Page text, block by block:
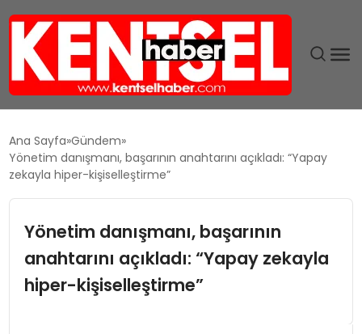
GÜNDEM
EĞITIM
TEKNOLOJI
Ana Sayfa Gündem
Yönetim danışmanı, başarının anahtarını açıkladı: “Yapay
zekayla hiper-kişiselleştirme”
Yönetim danışmanı, başarının
anahtarını açıkladı: “Yapay zekayla
hiper-kişiselleştirme”